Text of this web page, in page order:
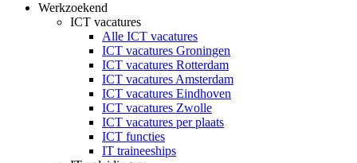
Werkzoekend
ICT vacatures
Alle ICT vacatures
ICT vacatures Groningen
ICT vacatures Rotterdam
ICT vacatures Amsterdam
ICT vacatures Eindhoven
ICT vacatures Zwolle
ICT vacatures per plaats
ICT functies
IT traineeships